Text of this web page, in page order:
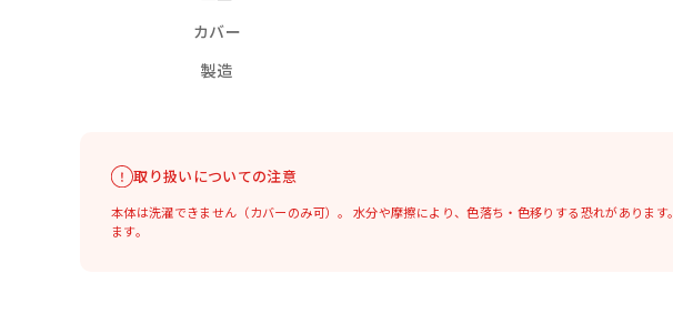
カバー
製造
取り扱いについての注意
本体は洗濯できません（カバーのみ可）。水分や摩擦により、色落ち・色移りする恐れがあります。
ます。